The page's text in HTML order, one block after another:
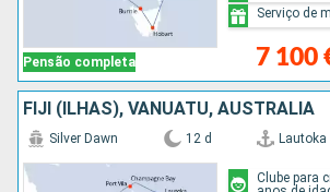
Pensão completa 7 100
Serviço de
FIJI (ILHAS), VANUATU, AUSTRALIA
Silver Dawn 12 d Lautoka
Clube para